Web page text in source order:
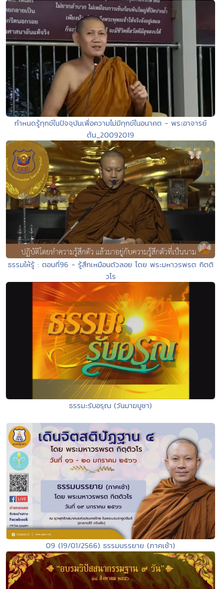
กำหนดรู้ทุกข์ในปัจจุบันเพื่อความไม่มีทุกข์ในอนาคต - พระอาจารย์
ต้น_20092019
ธรรมให้รู้ : ตอนที่96 - รู้สึกเหมือนตัวลอย โดย พระมหาวรพรต กิตติ
วโร
ธรรมะรับอรุณ (วันมาฆบูชา)
09 (19/01/2566) ธรรมบรรยาย (ภาคเช้า)